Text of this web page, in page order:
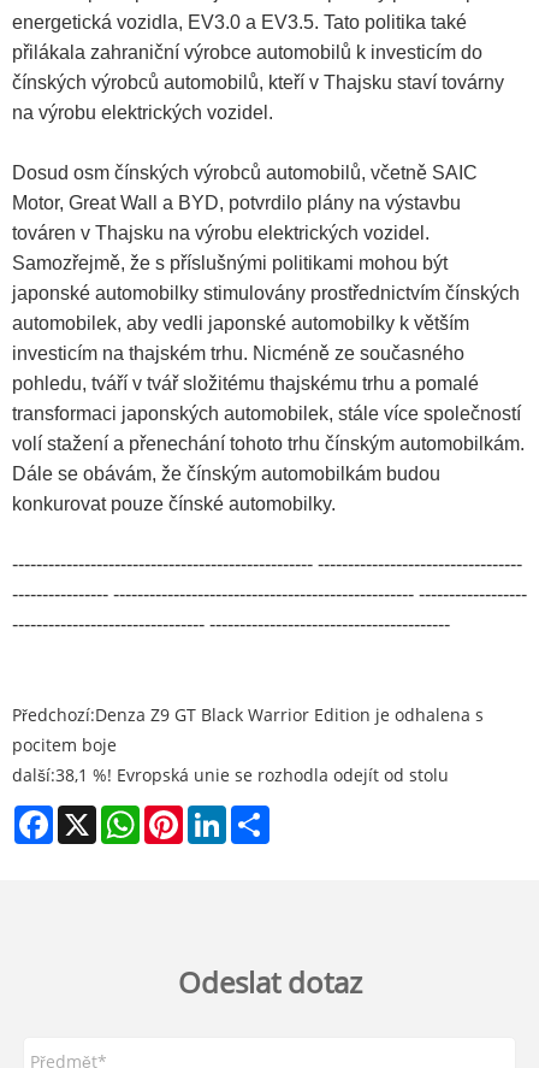
energetická vozidla, EV3.0 a EV3.5. Tato politika také
přilákala zahraniční výrobce automobilů k investicím do
čínských výrobců automobilů, kteří v Thajsku staví továrny
na výrobu elektrických vozidel.
Dosud osm čínských výrobců automobilů, včetně SAIC
Motor, Great Wall a BYD, potvrdilo plány na výstavbu
továren v Thajsku na výrobu elektrických vozidel.
Samozřejmě, že s příslušnými politikami mohou být
japonské automobilky stimulovány prostřednictvím čínských
automobilek, aby vedli japonské automobilky k větším
investicím na thajském trhu. Nicméně ze současného
pohledu, tváří v tvář složitému thajskému trhu a pomalé
transformaci japonských automobilek, stále více společností
volí stažení a přenechání tohoto trhu čínským automobilkám.
Dále se obávám, že čínským automobilkám budou
konkurovat pouze čínské automobilky.
-------------------------------------------------- ----------------------------------
---------------- -------------------------------------------------- ------------------
-------------------------------- ----------------------------------------
Předchozí:Denza Z9 GT Black Warrior Edition je odhalena s
pocitem boje
další:38,1 %! Evropská unie se rozhodla odejít od stolu
Facebook
X WhatsAppPinterestLinkedIn
Odeslat dotaz